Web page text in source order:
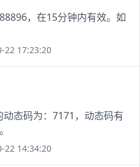
，在15分钟内有效。如
22 17:23:20
动态码为：7171，动态码有
22 14:34:20